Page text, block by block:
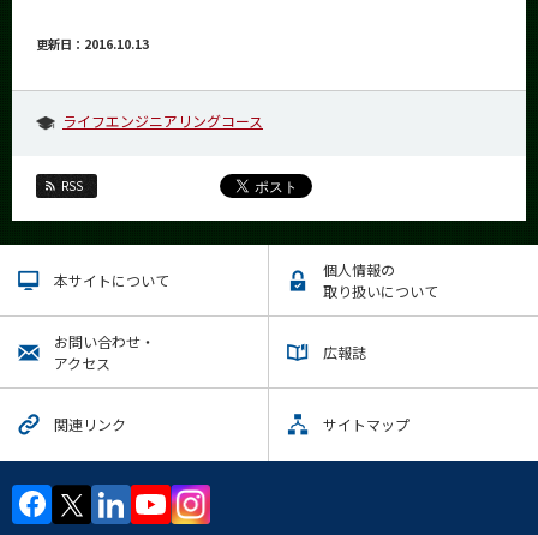
更新日：2016.10.13
ライフエンジニアリングコース
RSS
本サイトについて
個人情報の
取り扱いについて
お問い合わせ・
アクセス
広報誌
関連リンク サイトマップ